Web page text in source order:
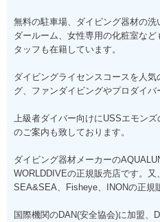
無料の駐車場、ダイビング器材の
ダールーム、女性専用の化粧室な
タッフも在籍しています。
ダイビングライセンスコースを人
グ、ファンダイビングやプロダイバ
上級者ダイバー向けにUSSエモン
のご案内も致しております。
ダイビング器材メーカーの
WORLDDIVEの正規販売店です。
SEA&SEA、Fisheye、INONの正規
国際機関のDAN(安全協会)に加盟、